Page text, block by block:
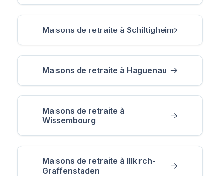
Maisons de retraite à Schiltigheim
Maisons de retraite à Haguenau
Maisons de retraite à
Wissembourg
Maisons de retraite à Illkirch-
Graffenstaden